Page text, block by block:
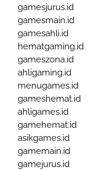
gamesjurus.id
gamesmain.id
gamesahli.id
hematgaming.id
gameszona.id
ahligaming.id
menugames.id
gameshemat.id
ahligames.id
gamehemat.id
asikgames.id
gamemain.id
gamejurus.id